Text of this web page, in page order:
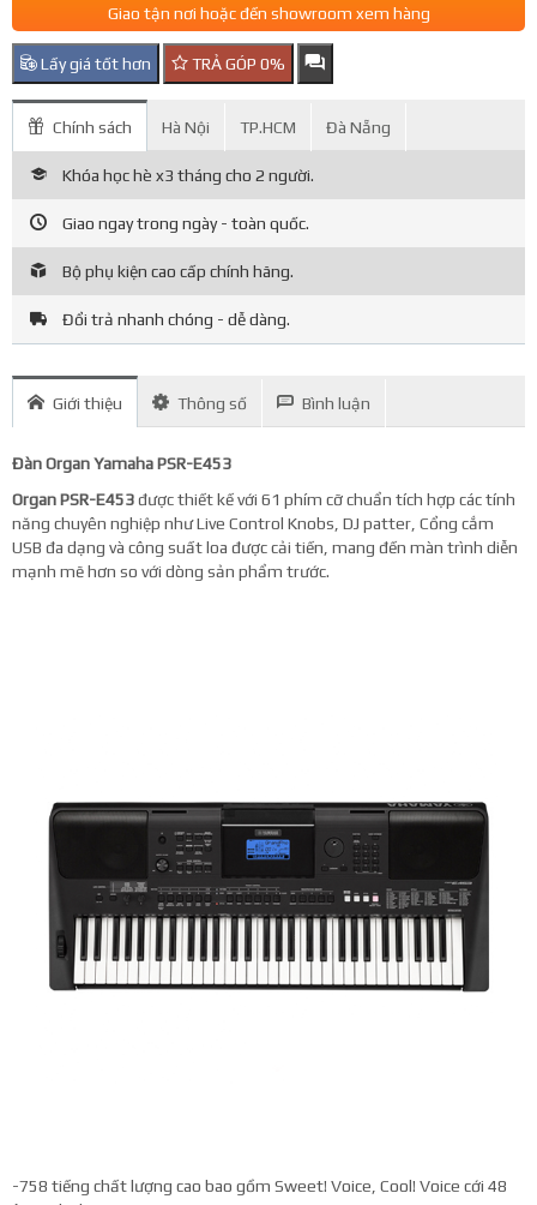
Giao tận nơi hoặc đến showroom xem hàng
Lấy giá tốt hơn TRẢ GÓP 0%
Chính sách Hà Nội TP.HCM Đà Nẵng
Khóa học hè x3 tháng cho 2 người.
Giao ngay trong ngày - toàn quốc.
Bộ phụ kiện cao cấp chính hãng.
Đổi trả nhanh chóng - dễ dàng.
Giới thiệu Thông số Bình luận
Đàn Organ Yamaha PSR-E453
Organ PSR-E453được thiết kế với 61 phím cỡ chuẩn tích hợp các tính
năng chuyên nghiệp như Live Control Knobs, DJ patter, Cổng cắm
USB đa dạng và công suất loa được cải tiến, mang đến màn trình diễn
mạnh mẽ hơn so với dòng sản phẩm trước.
-758 tiếng chất lượng cao bao gồm Sweet! Voice, Cool! Voice cới 48